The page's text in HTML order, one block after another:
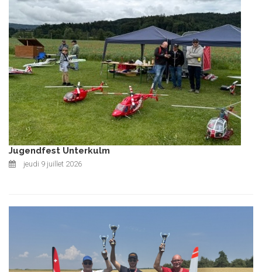
Jugendfest Unterkulm
jeudi 9 juillet 2026